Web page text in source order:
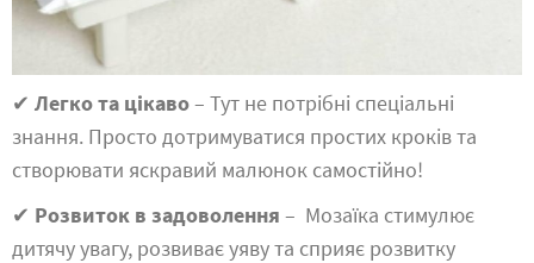
✔ Легко та цікаво– Тут не потрібні спеціальні
знання. Просто дотримуватися простих кроків та
створювати яскравий малюнок самостійно!
✔ Розвиток в задоволення – Мозаїка стимулює
дитячу увагу, розвиває уяву та сприяє розвитку